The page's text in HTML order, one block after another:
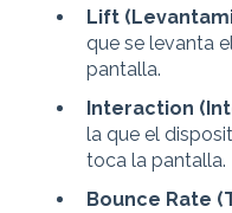
Lift
que se levanta
pantalla.
Interaction
la que el
toca la pantalla.
Bounce Rate